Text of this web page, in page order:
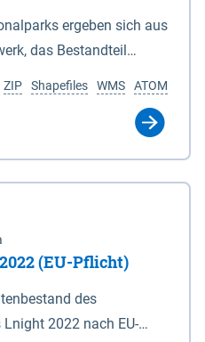
ergeben sich aus
das Bestandteil
000 (Anlage 2), 2.
1 : 5 000 (AK5) im
1989 (ETRS 89) mit
Mercator-Abbildung
(UTM 32N) dargestellt
die geografischen
ATOM
WMS
Shapefiles
ZIP
(EU-Pflicht)
des
2022 nach EU-